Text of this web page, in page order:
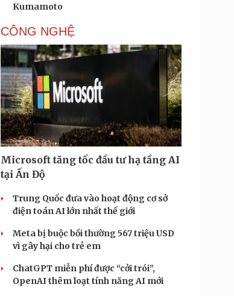
Kumamoto
CÔNG NGHỆ
Microsoft tăng tốc đầu tư hạ tầng AI
tại Ấn Độ
Trung Quốc đưa vào hoạt động cơ sở
điện toán AI lớn nhất thế giới
Meta bị buộc bồi thường 567 triệu USD
vì gây hại cho trẻ em
ChatGPT miễn phí được “cởi trói”,
OpenAI thêm loạt tính năng AI mới